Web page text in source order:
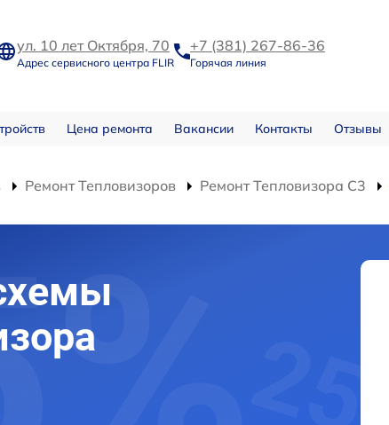
ул. 10 лет Октября, 70
Адрес сервисного центра FLIR
+7 (381) 267-86-36
Горячая линия
Цена ремонта Вакансии Контакты Отзывы
Ремонт Тепловизоров Ремонт Тепловизора С3